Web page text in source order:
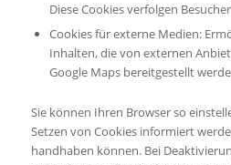
Diese Cookies verfolgen
Cookies für externe Medien:
Inhalten, die von externen
Google Maps bereitgestellt
Sie können Ihren Browser so
Setzen von Cookies informiert
handhaben können. Bei